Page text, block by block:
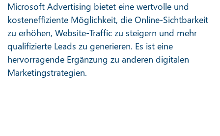
Microsoft Advertising bietet eine wertvolle und
kosteneffiziente Möglichkeit, die Online-Sichtbarkeit
zu erhöhen, Website-Traffic zu steigern und mehr
qualifizierte Leads zu generieren. Es ist eine
hervorragende Ergänzung zu anderen digitalen
Marketingstrategien.